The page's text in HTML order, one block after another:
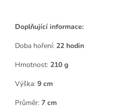
Doplňující informace:
Doba hoření: 22 hodin
Hmotnost: 210 g
Výška: 9 cm
Průměr: 7 cm